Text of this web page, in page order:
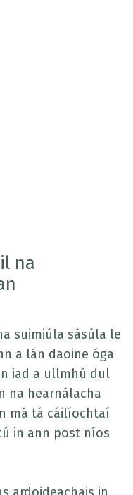
na
suimiúla sásúla le
a lán daoine óga
iad a ullmhú dul
na hearnálacha
má tá cáilíochtaí
in ann post níos